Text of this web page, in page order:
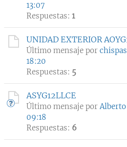
13:07
Respuestas: 1
UNIDAD EXTERIOR
Último mensaje por
18:20
Respuestas: 5
ASYG12LLCE
Último mensaje porAlberto
09:18
Respuestas: 6